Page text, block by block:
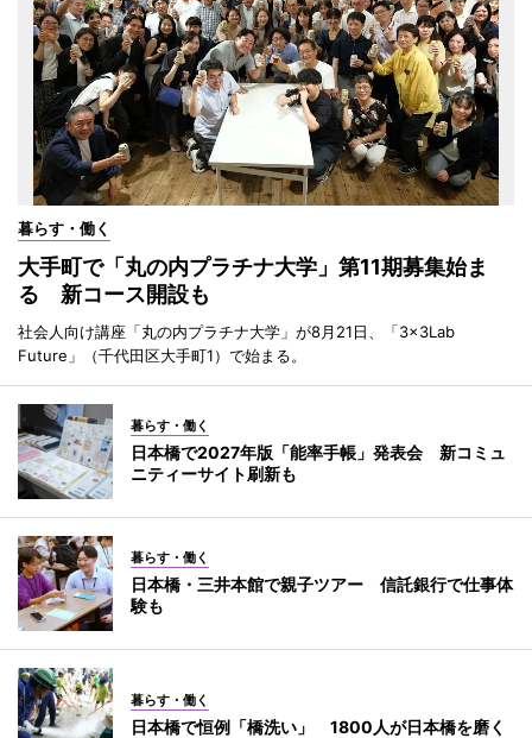
暮らす・働く
大手町で「丸の内プラチナ大学」第11期募集始ま
る 新コース開設も
社会人向け講座「丸の内プラチナ大学」が8月21日、「3×3Lab
Future」（千代田区大手町1）で始まる。
暮らす・働く
日本橋で2027年版「能率手帳」発表会 新コミュ
ニティーサイト刷新も
暮らす・働く
日本橋・三井本館で親子ツアー 信託銀行で仕事体
験も
暮らす・働く
日本橋で恒例「橋洗い」 1800人が日本橋を磨く